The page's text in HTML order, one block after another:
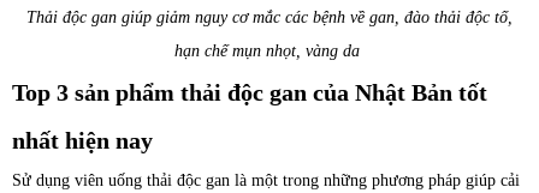
Thải độc gan giúp giảm nguy cơ mắc các bệnh về gan, đào thải độc tố,
hạn chế mụn nhọt, vàng da
Top 3 sản phẩm thải độc gan của Nhật Bản tốt
nhất hiện nay
Sử dụng viên uống thải độc gan là một trong những phương pháp giúp cải